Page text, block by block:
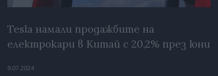
Tesla намали продажбите на
електрокари в Китай с 20,2% през юни
9.07.2024